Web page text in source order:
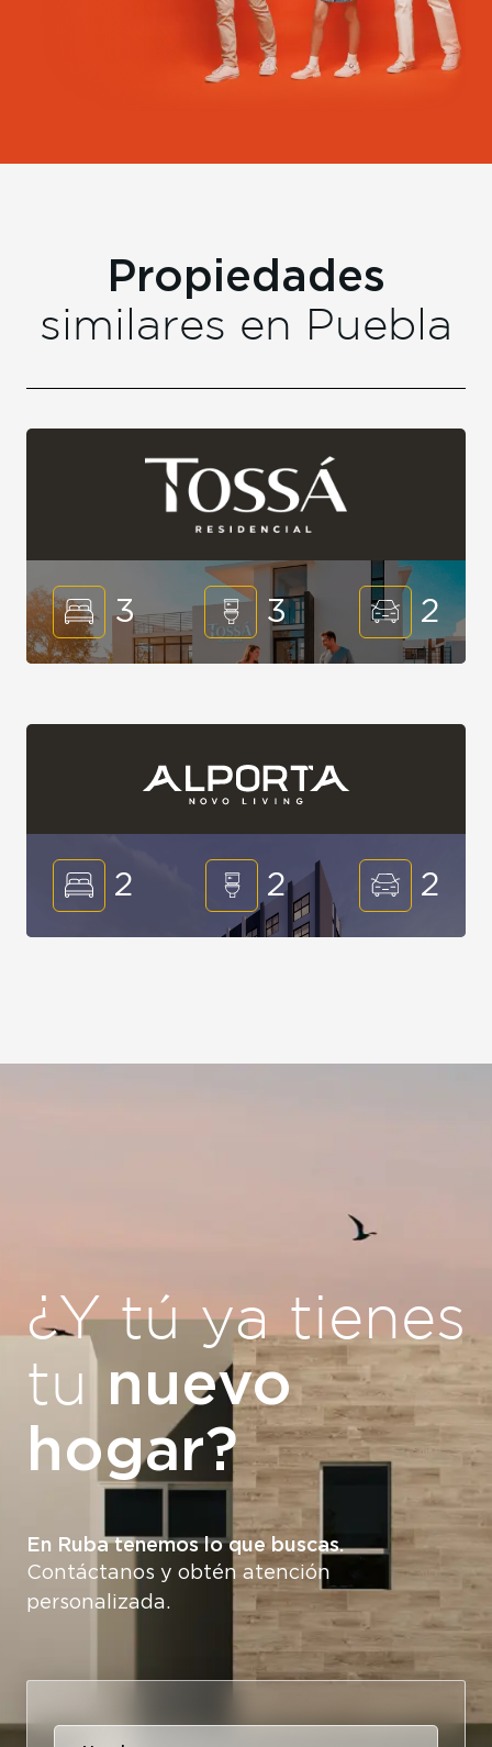
Propiedades
similares en Puebla
3 3 2
2 2 2
¿Y tú ya tienes
tu nuevo
hogar?
En Ruba tenemos lo que buscas.
Contáctanos y obtén atención
personalizada.